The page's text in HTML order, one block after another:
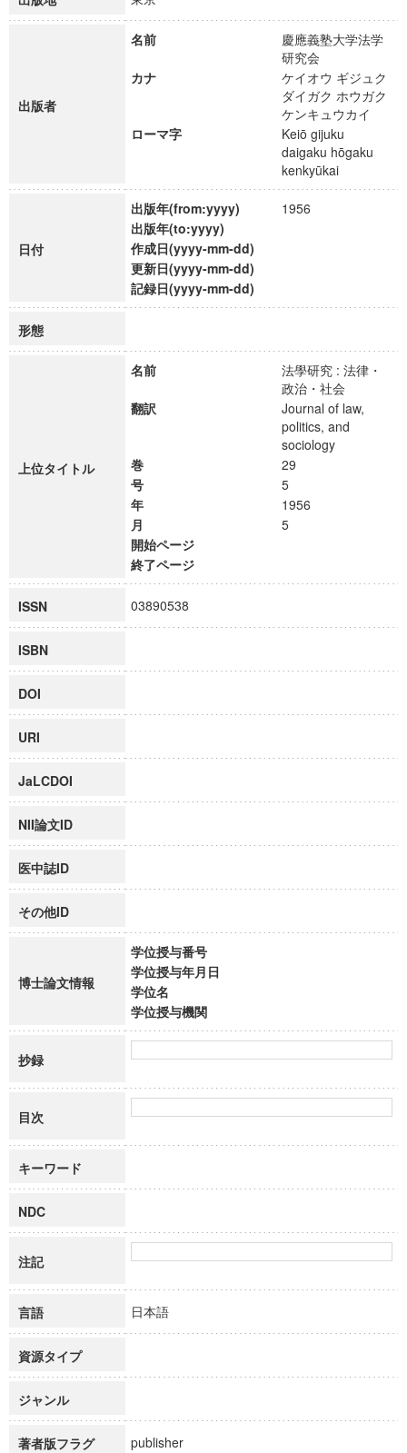
出版者
名前
慶應義塾大学法学
研究会
カナ
ケイオウ ギジュク
ダイガク ホウガク
ケンキュウカイ
ローマ字
Keiō gijuku
daigaku hōgaku
kenkyūkai
日付
出版年(from:yyyy)
1956
出版年(to:yyyy)
作成日(yyyy-mm-dd)
更新日(yyyy-mm-dd)
記録日(yyyy-mm-dd)
形態
上位タイトル
名前
法學研究 : 法律・
政治・社会
翻訳
Journal of law,
politics, and
sociology
巻
29
号
5
年
1956
月
5
開始ページ
終了ページ
ISSN 03890538
ISBN
DOI
URI
JaLCDOI
NII論文ID
医中誌ID
その他ID
博士論文情報
学位授与番号
学位授与年月日
学位名
学位授与機関
抄録
目次
キーワード
NDC
注記
言語 日本語
資源タイプ
ジャンル
著者版フラグ publisher